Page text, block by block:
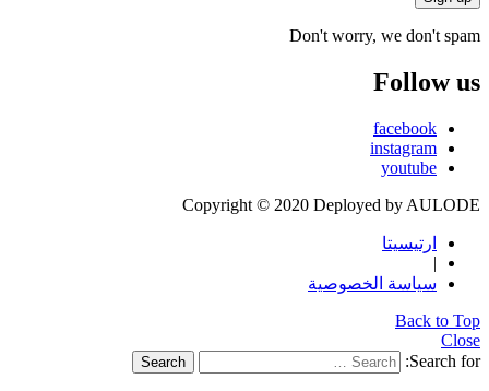
Don't worry, we don't spam
Follow us
facebook
instagram
youtube
Copyright © 2020 Deployed by AULODE
ارتيسيتا
|
سياسة الخصوصية
Back to Top
Close
Search for:
Search